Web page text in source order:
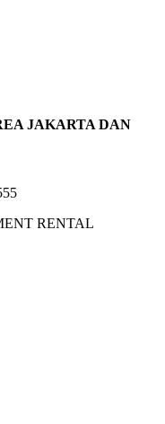
JAKARTA DAN
RENTAL